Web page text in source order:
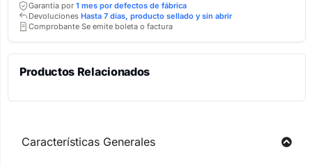
Garantía por 1 mes por defectos de fábrica
Devoluciones Hasta 7 días, producto sellado y sin abrir
Comprobante Se emite boleta o factura
Productos Relacionados
Características Generales